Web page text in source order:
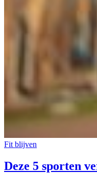
Fit blijven
Deze 5 sporten